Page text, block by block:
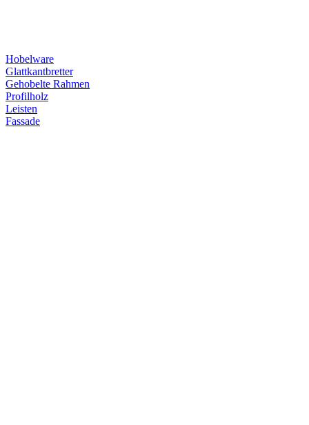
Hobelware
Glattkantbretter
Gehobelte Rahmen
Profilholz
Leisten
Fassade